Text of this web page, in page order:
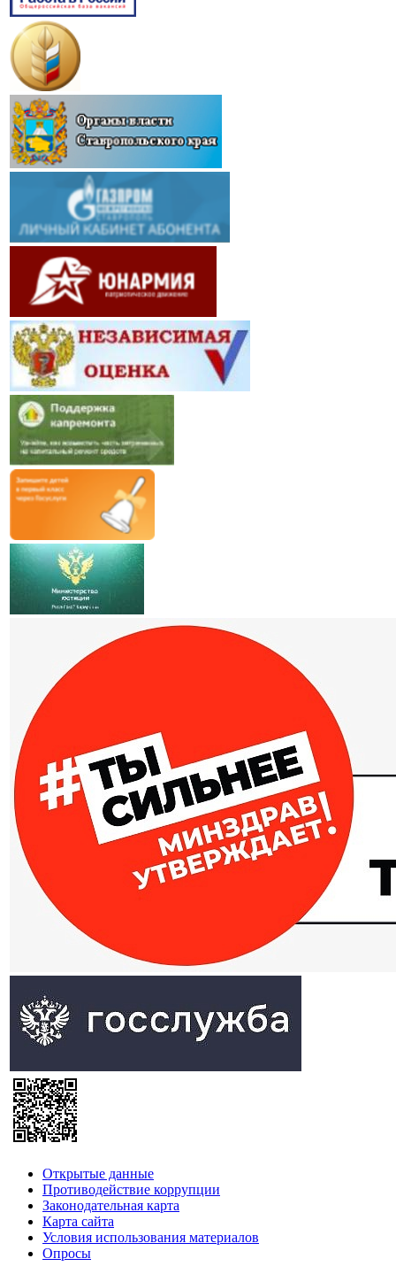
Открытые данные
Противодействие коррупции
Законодательная карта
Карта сайта
Условия использования материалов
Опросы